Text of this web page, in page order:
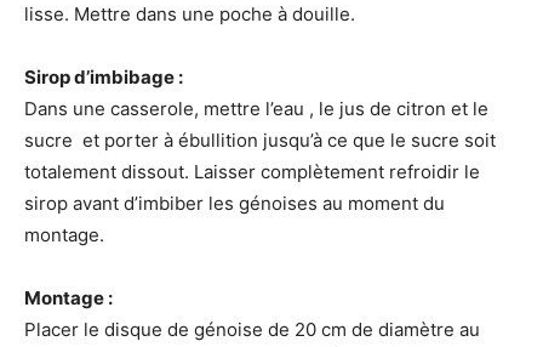
lisse. Mettre dans une poche à douille.
Sirop d’imbibage :
Dans une casserole, mettre l’eau , le jus de citron et le
sucre et porter à ébullition jusqu’à ce que le sucre soit
totalement dissout. Laisser complètement refroidir le
sirop avant d’imbiber les génoises au moment du
montage.
Montage :
Placer le disque de génoise de 20 cm de diamètre au